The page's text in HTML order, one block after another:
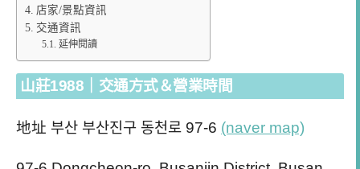
店家/景點資訊
交通資訊
延伸閱讀
山莊1988｜交通方式＆營業時間
地址 부산 부산진구 동천로 97-6 (naver map)